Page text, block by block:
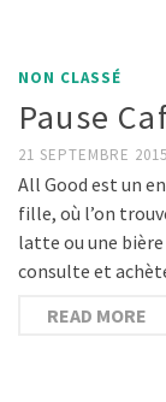
NON CLASSÉ
Pause
21 SEPTEMBRE 2015
All Good est un
fille, où l’on
latte ou une bière
consulte et
READ MORE